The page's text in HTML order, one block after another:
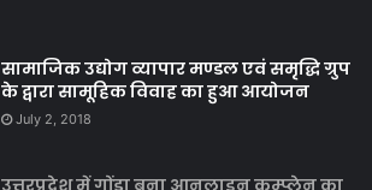
सामाजिक उद्योग व्यापार मण्डल एवं समृद्धि ग्रुप
के द्वारा सामूहिक विवाह का हुआ आयोजन
July 2, 2018
उत्तरप्रदेश में गोंड़ा बना आनलाइन कम्प्लेन का